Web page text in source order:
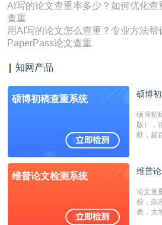
AI写的论文查重率多少？如何优化
查重
用AI写的论文怎么查重？专业方法帮
PaperPass论文查重
知网产品
硕博初稿查重系统 硕博
硕博初
版），
献，超
校用来
广，数
字符数
维普论文检测系统 维普
论文查
校，杂
表，大